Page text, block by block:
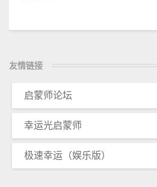
友情链接
启蒙师论坛
幸运光启蒙师
极速幸运（娱乐版）